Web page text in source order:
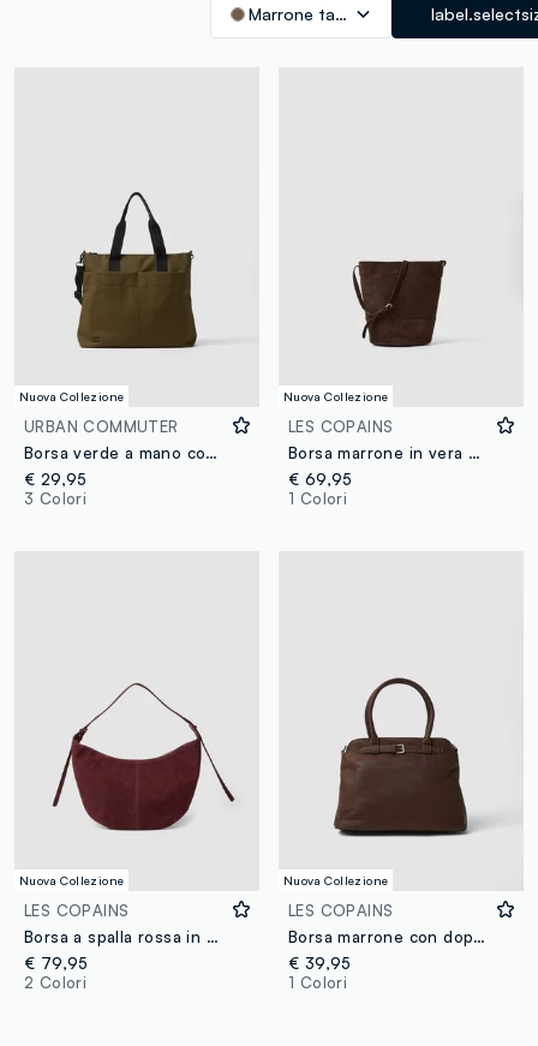
Marrone tabacco
Nuova Collezione
URBAN COMMUTER
Borsa verde a mano con tracolla removibile
€ 29,95
3 Colori
Nuova Collezione
LES COPAINS
Borsa marrone in vera pelle
€ 69,95
1 Colori
Nuova Collezione
LES COPAINS
Borsa a spalla rossa in vera pelle
€ 79,95
2 Colori
Nuova Collezione
LES COPAINS
Borsa marrone con doppi manici e tracolla
€ 39,95
1 Colori